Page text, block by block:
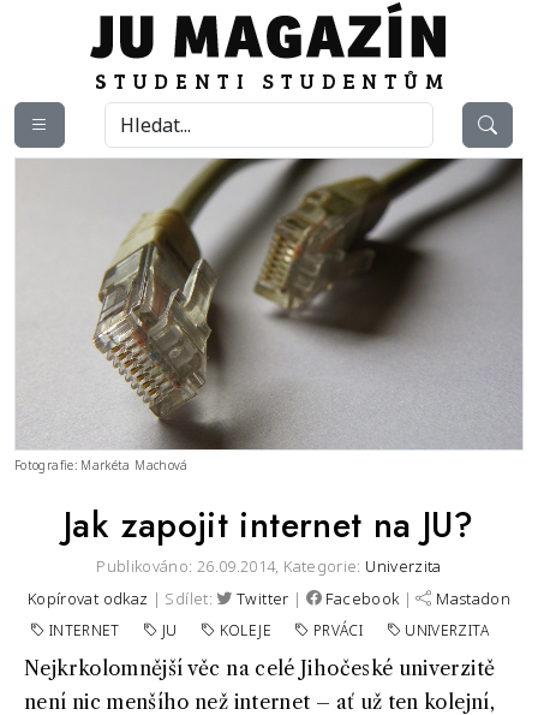
Fotografie: Markéta Machová
Jak zapojit internet na JU?
Publikováno: 26.09.2014, Kategorie: Univerzita
Kopírovat odkaz | Sdílet: Twitter | Facebook | Mastadon
INTERNET JU KOLEJE PRVÁCI UNIVERZITA
Nejkrkolomnější věc na celé Jihočeské univerzitě
není nic menšího než internet – ať už ten kolejní,